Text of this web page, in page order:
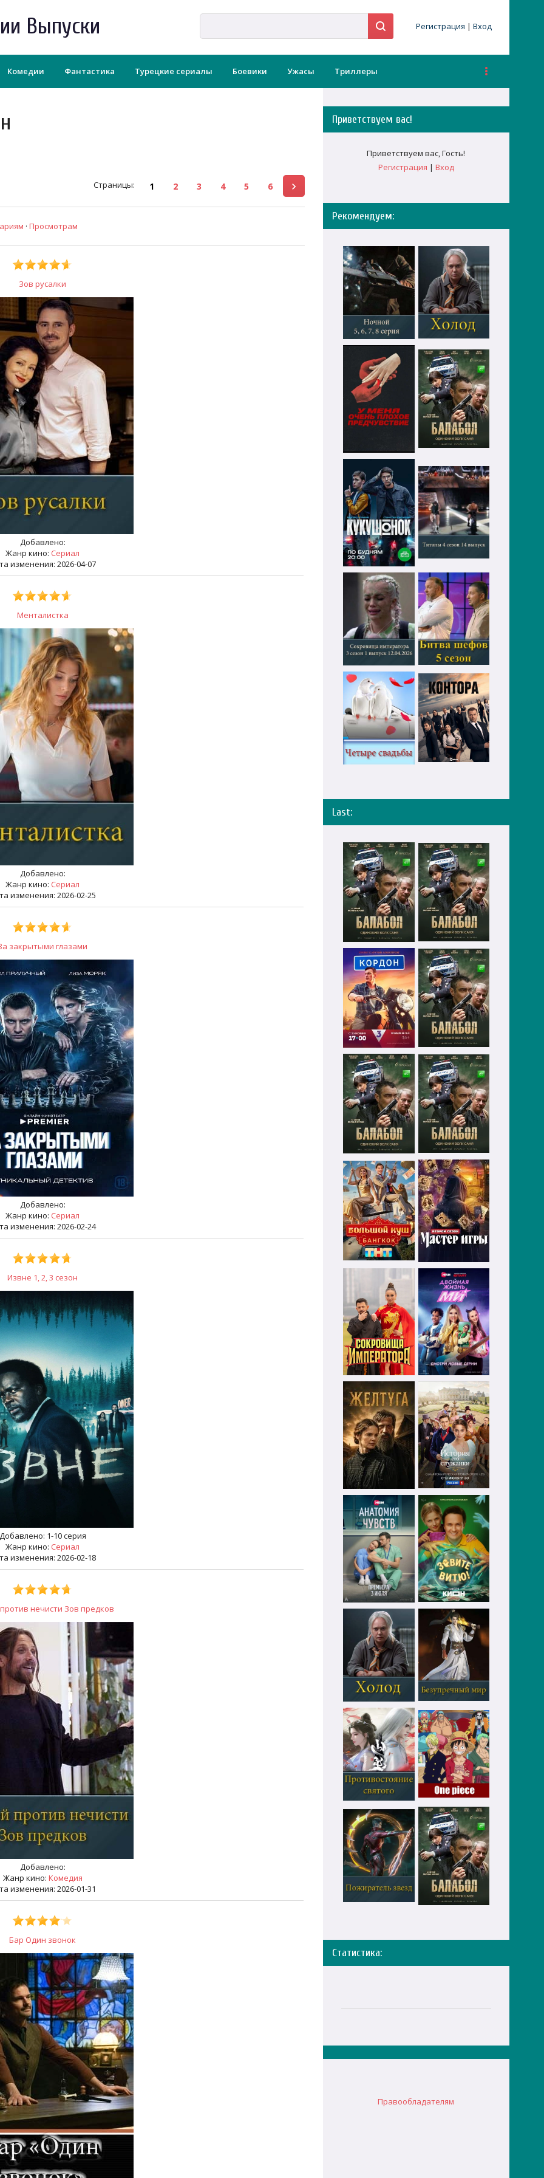
Выпуски Регистрация | Вход
Комедии Фантастика Турецкие сериалы Боевики Ужасы Триллеры
Страницы: 1 2 3 4 5 6
· Просмотрам
Зов русалки
Добавлено:
Жанр кино: Сериал
изменения: 2026-04-07
Менталистка
Добавлено:
Жанр кино: Сериал
изменения: 2026-02-25
закрытыми глазами
Добавлено:
Жанр кино: Сериал
изменения: 2026-02-24
Извне 1, 2, 3 сезон
1-10 серия
Жанр кино: Сериал
изменения: 2026-02-18
нечисти Зов предков
Добавлено:
Жанр кино: Комедия
изменения: 2026-01-31
Бар Один звонок
Приветствуем вас!
Приветствуем вас,Гость!
Регистрация | Вход
Рекомендуем:
Last:
Статистика:
Правообладателям